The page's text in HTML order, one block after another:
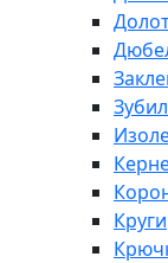
Круги